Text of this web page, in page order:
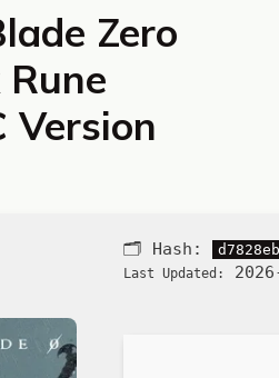
Zero
Version
🗂 Hash:
Last Updated: